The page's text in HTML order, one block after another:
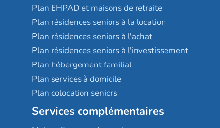
Plan EHPAD et maisons de retraite
Plan résidences seniors à la location
Plan résidences seniors à l'achat
Plan résidences seniors à l'investissement
Plan hébergement familial
Plan services à domicile
Plan colocation seniors
Services complémentaires